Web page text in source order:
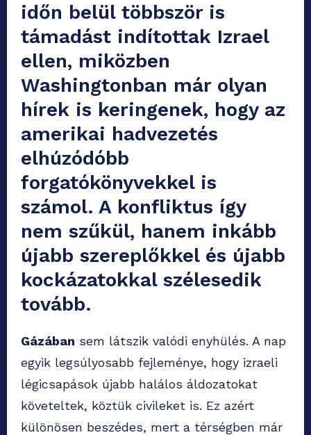
időn belül többször is
támadást indítottak Izrael
ellen, miközben
Washingtonban már olyan
hírek is keringenek, hogy az
amerikai hadvezetés
elhúzódóbb
forgatókönyvekkel is
számol. A konfliktus így
nem szűkül, hanem inkább
újabb szereplőkkel és újabb
kockázatokkal szélesedik
tovább.
Gázában sem látszik valódi enyhülés. A nap
egyik legsúlyosabb fejleménye, hogy izraeli
légicsapások újabb halálos áldozatokat
követeltek, köztük civileket is. Ez azért
különösen beszédes, mert a térségben már